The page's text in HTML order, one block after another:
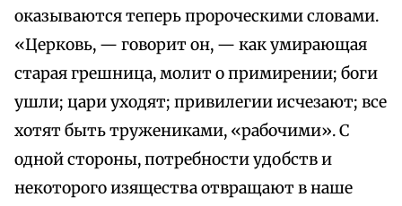
оказываются теперь пророческими словами.
«Церковь, — говорит он, — как умирающая
старая грешница, молит о примирении; боги
ушли; цари уходят; привилегии исчезают; все
хотят быть тружениками, «рабочими». С
одной стороны, потребности удобств и
некоторого изящества отвращают в наше